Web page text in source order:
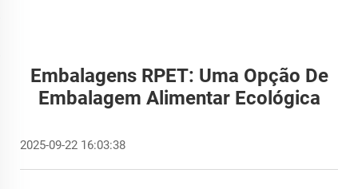
Embalagens RPET: Uma Opção De
Embalagem Alimentar Ecológica
2025-09-22 16:03:38